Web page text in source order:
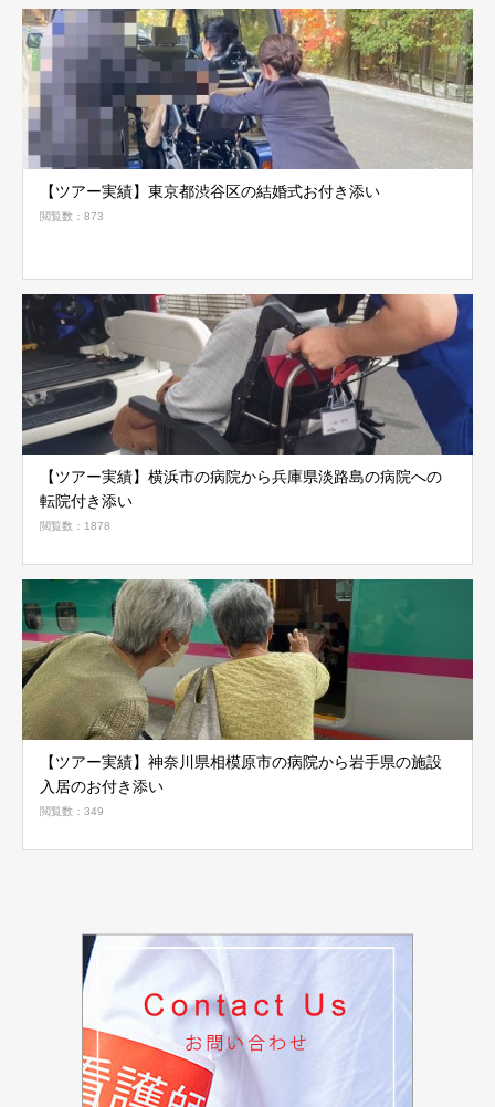
【ツアー実績】東京都渋谷区の結婚式お付き添い
閲覧数：873
【ツアー実績】横浜市の病院から兵庫県淡路島の病院への
転院付き添い
閲覧数：1878
【ツアー実績】神奈川県相模原市の病院から岩手県の施設
入居のお付き添い
閲覧数：349